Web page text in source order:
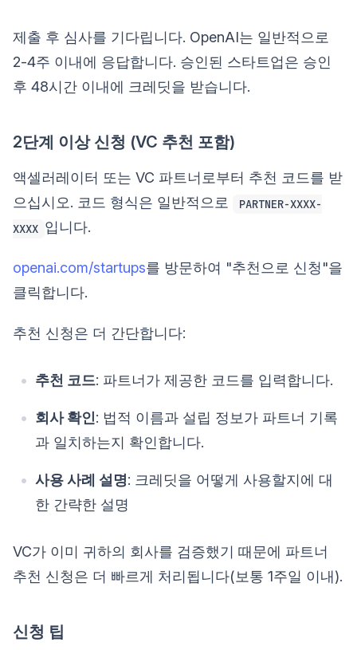
제출 후 심사를 기다립니다. OpenAI는 일반적으로
2-4주 이내에 응답합니다. 승인된 스타트업은 승인
후 48시간 이내에 크레딧을 받습니다.
2단계 이상 신청 (VC 추천 포함)
액셀러레이터 또는 VC 파트너로부터 추천 코드를 받
으십시오. 코드 형식은 일반적으로
PARTNER-XXXX-
XXXX 입니다.
openai.com/startups를 방문하여 "추천으로 신청"을
클릭합니다.
추천 신청은 더 간단합니다:
추천 코드: 파트너가 제공한 코드를 입력합니다.
회사 확인: 법적 이름과 설립 정보가 파트너 기록
과 일치하는지 확인합니다.
사용 사례 설명: 크레딧을 어떻게 사용할지에 대
한 간략한 설명
VC가 이미 귀하의 회사를 검증했기 때문에 파트너
추천 신청은 더 빠르게 처리됩니다(보통 1주일 이내).
신청 팁